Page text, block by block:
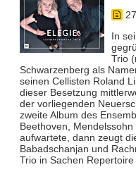
In
Trio
Schwarzenberg als
seinen Cellisten Roland
dieser Besetzung
der vorliegenden
zweite Album des
Beethoven,
aufwartete, dann zeugt
Babadschanjan und
Trio in Sachen